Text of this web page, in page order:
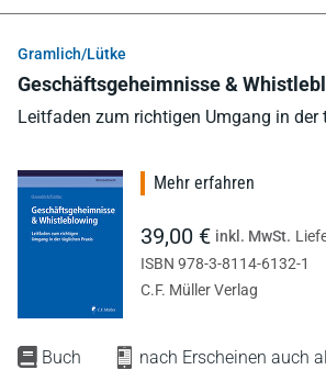
Gramlich/Lütke
Geschäftsgeheimnisse &
Leitfaden zum richtigen Umgang in der
Buch
nach Erscheinen auch
Mehr erfahren
39,00 € inkl. MwSt.
ISBN 978-3-8114-6132-1
C.F. Müller Verlag